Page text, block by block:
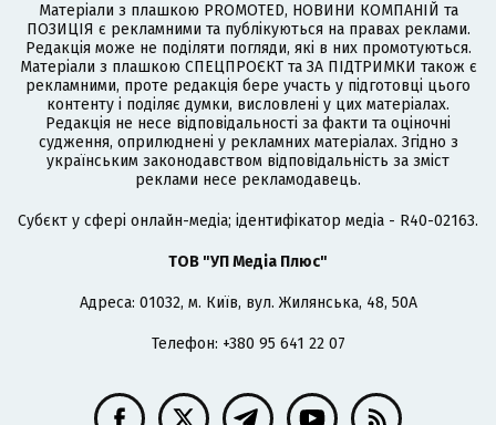
Матеріали з плашкою PROMOTED, НОВИНИ КОМПАНІЙ та
ПОЗИЦІЯ є рекламними та публікуються на правах реклами.
Редакція може не поділяти погляди, які в них промотуються.
Матеріали з плашкою СПЕЦПРОЄКТ та ЗА ПІДТРИМКИ також є
рекламними, проте редакція бере участь у підготовці цього
контенту і поділяє думки, висловлені у цих матеріалах.
Редакція не несе відповідальності за факти та оціночні
судження, оприлюднені у рекламних матеріалах. Згідно з
українським законодавством відповідальність за зміст
реклами несе рекламодавець.
Cубєкт у сфері онлайн-медіа; ідентифікатор медіа - R40-02163.
ТОВ "УП Медіа Плюс"
Адреса: 01032, м. Київ, вул. Жилянська, 48, 50А
Телефон: +380 95 641 22 07